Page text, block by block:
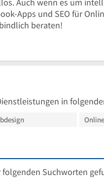
Apps und SEO für
beraten!
in
Suchworten